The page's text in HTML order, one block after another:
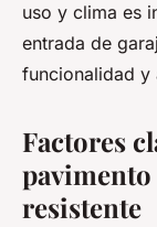
uso y clima es
entrada de
funcionalidad y
Factores
pavimento
resistente